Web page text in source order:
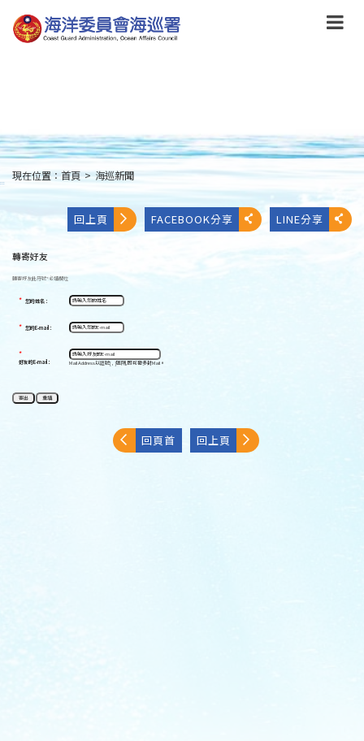
到
主
:::
現在位置： 首頁 > 海巡新聞
回上頁 FACEBOOK分享 LINE分享
轉寄好友
轉寄好友此符號*必填欄位
* 您的姓名：
* 您的E-mail：
*
好友的E-mail： Mail Address以逗號[ , ]區隔,即可發多封Mail。
回頁首 回上頁